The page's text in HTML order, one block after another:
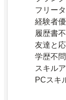
フリー
経験者
履歴書
友達と
学歴不問
スキル
PCスキ